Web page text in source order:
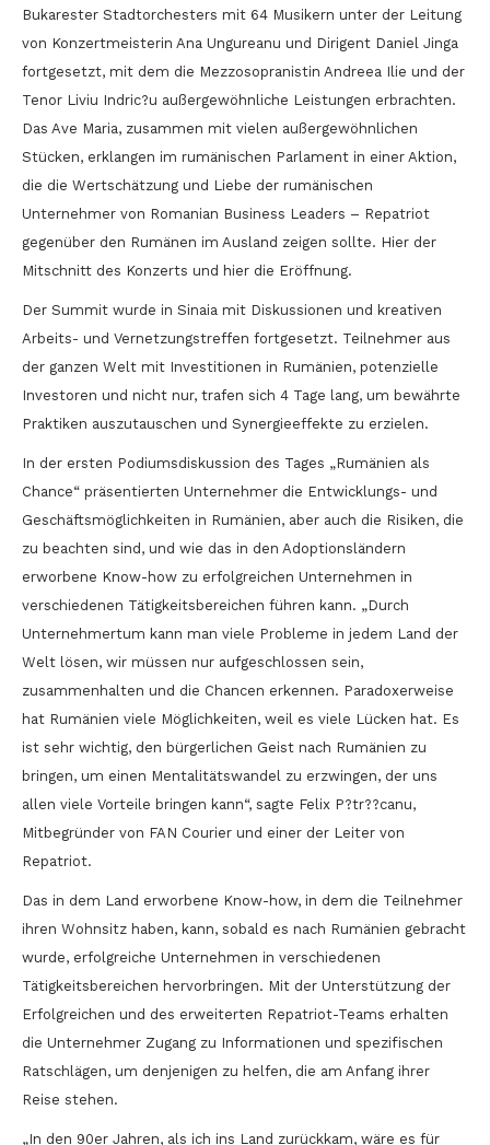
Bukarester Stadtorchesters mit 64 Musikern unter der Leitung
von Konzertmeisterin Ana Ungureanu und Dirigent Daniel Jinga
fortgesetzt, mit dem die Mezzosopranistin Andreea Ilie und der
Tenor Liviu Indric?u außergewöhnliche Leistungen erbrachten.
Das Ave Maria, zusammen mit vielen außergewöhnlichen
Stücken, erklangen im rumänischen Parlament in einer Aktion,
die die Wertschätzung und Liebe der rumänischen
Unternehmer von Romanian Business Leaders – Repatriot
gegenüber den Rumänen im Ausland zeigen sollte. Hier der
Mitschnitt des Konzerts und hier die Eröffnung.
Der Summit wurde in Sinaia mit Diskussionen und kreativen
Arbeits- und Vernetzungstreffen fortgesetzt. Teilnehmer aus
der ganzen Welt mit Investitionen in Rumänien, potenzielle
Investoren und nicht nur, trafen sich 4 Tage lang, um bewährte
Praktiken auszutauschen und Synergieeffekte zu erzielen.
In der ersten Podiumsdiskussion des Tages „Rumänien als
Chance“ präsentierten Unternehmer die Entwicklungs- und
Geschäftsmöglichkeiten in Rumänien, aber auch die Risiken, die
zu beachten sind, und wie das in den Adoptionsländern
erworbene Know-how zu erfolgreichen Unternehmen in
verschiedenen Tätigkeitsbereichen führen kann. „Durch
Unternehmertum kann man viele Probleme in jedem Land der
Welt lösen, wir müssen nur aufgeschlossen sein,
zusammenhalten und die Chancen erkennen. Paradoxerweise
hat Rumänien viele Möglichkeiten, weil es viele Lücken hat. Es
ist sehr wichtig, den bürgerlichen Geist nach Rumänien zu
bringen, um einen Mentalitätswandel zu erzwingen, der uns
allen viele Vorteile bringen kann“, sagte Felix P?tr??canu,
Mitbegründer von FAN Courier und einer der Leiter von
Repatriot.
Das in dem Land erworbene Know-how, in dem die Teilnehmer
ihren Wohnsitz haben, kann, sobald es nach Rumänien gebracht
wurde, erfolgreiche Unternehmen in verschiedenen
Tätigkeitsbereichen hervorbringen. Mit der Unterstützung der
Erfolgreichen und des erweiterten Repatriot-Teams erhalten
die Unternehmer Zugang zu Informationen und spezifischen
Ratschlägen, um denjenigen zu helfen, die am Anfang ihrer
Reise stehen.
„In den 90er Jahren, als ich ins Land zurückkam, wäre es für